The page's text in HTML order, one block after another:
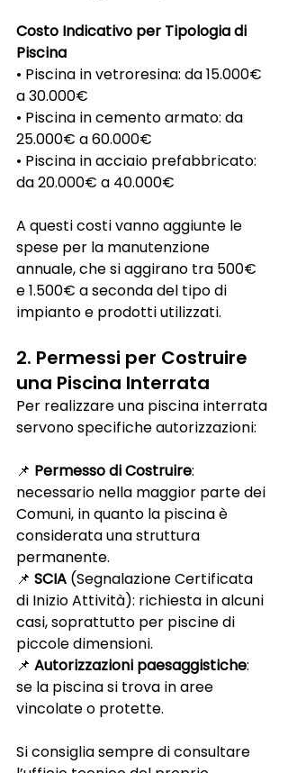
Costo Indicativo per Tipologia di
Piscina
• Piscina in vetroresina: da 15.000€
a 30.000€
• Piscina in cemento armato: da
25.000€ a 60.000€
• Piscina in acciaio prefabbricato:
da 20.000€ a 40.000€
A questi costi vanno aggiunte le
spese per la manutenzione
annuale, che si aggirano tra 500€
e 1.500€ a seconda del tipo di
impianto e prodotti utilizzati.
2. Permessi per Costruire
una Piscina Interrata
Per realizzare una piscina interrata
servono specifiche autorizzazioni:
📌 Permesso di Costruire:
necessario nella maggior parte dei
Comuni, in quanto la piscina è
considerata una struttura
permanente.
📌 SCIA (Segnalazione Certificata
di Inizio Attività): richiesta in alcuni
casi, soprattutto per piscine di
piccole dimensioni.
📌 Autorizzazioni paesaggistiche:
se la piscina si trova in aree
vincolate o protette.
Si consiglia sempre di consultare